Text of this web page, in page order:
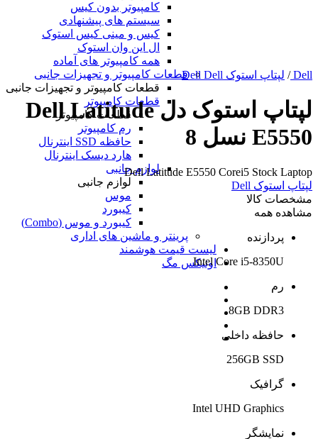
کامپیوتر بدون کیس
سیستم های پیشنهادی
کیس و مینی کیس استوک
ال این وان استوک
همه کامپیوتر های آماده
قطعات کامپیوتر و تجهیزات جانبی
قطعات کامپیوتر و تجهیزات جانبی
قطعات کامپیوتر
قطعات کامپیوتر
رم کامپیوتر
حافظه SSD اینترنال
هارد دیسک اینترنال
لوازم جانبی
لوازم جانبی
موس
کیبورد
کیبورد و موس (Combo)
پرینتر و ماشین های اداری
لیست قیمت هوشمند
اونیکس مگ
Dell
/ لپتاپ استوک Dell Dell
لپتاپ استوک دل Dell Latitude
E5550 نسل 8
Dell Latitude E5550 Corei5 Stock Laptop
لپتاپ استوک Dell
مشخصات کالا
مشاهده همه
پردازنده
Intel Core i5-8350U
رم
8GB DDR3
حافظه داخلی
256GB SSD
گرافیک
Intel UHD Graphics
نمایشگر